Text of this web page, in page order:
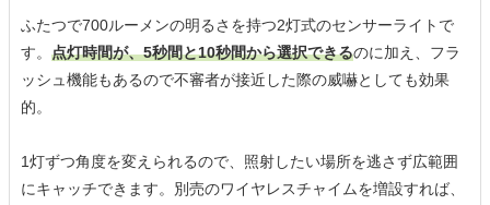
ふたつで700ルーメンの明るさを持つ2灯式のセンサーライトで
す。 点灯時間が、5秒間と10秒間から選択できるのに加え、フラ
ッシュ機能もあるので不審者が接近した際の威嚇としても効果
的。
1灯ずつ角度を変えられるので、照射したい場所を逃さず広範囲
にキャッチできます。別売のワイヤレスチャイムを増設すれば、